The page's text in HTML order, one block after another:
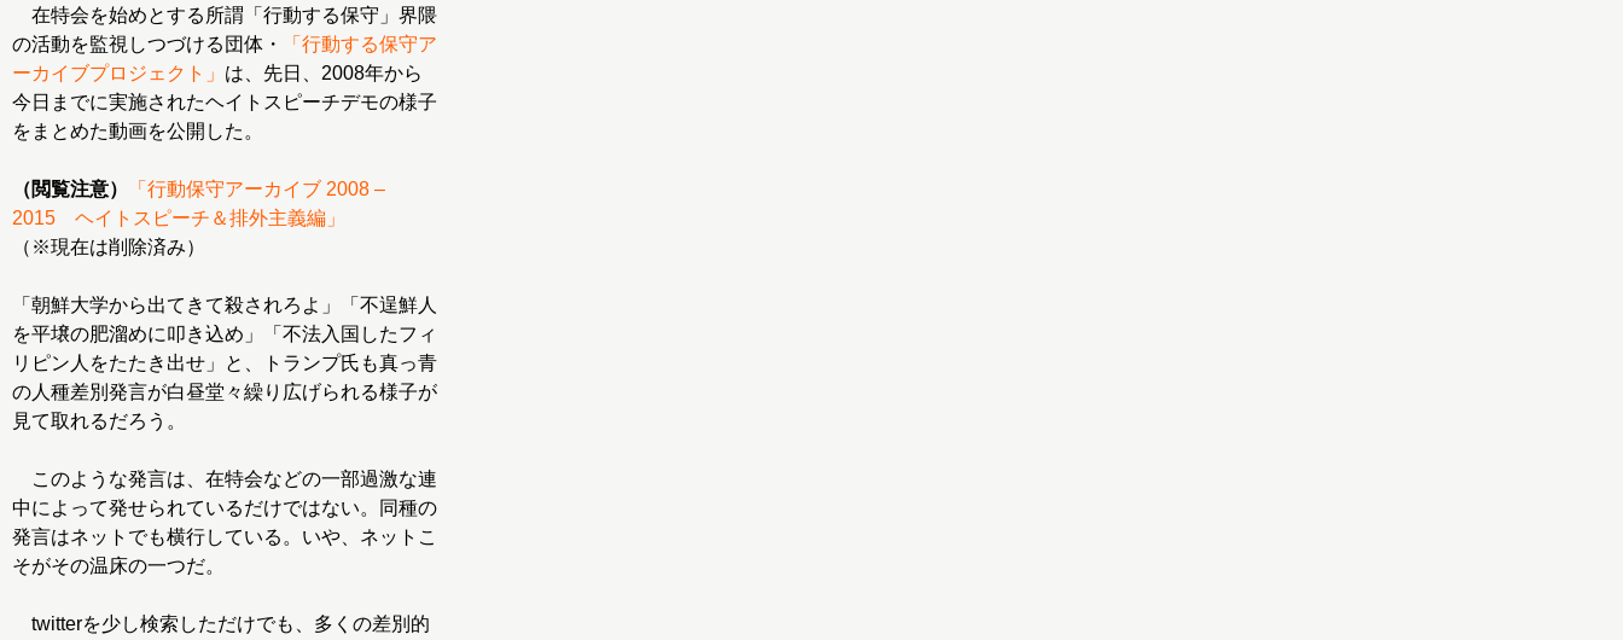
在特会を始めとする所謂「行動する保守」界隈
の活動を監視しつづける団体・
「行動する保守ア
ーカイブプロジェクト」 は、先日、2008年から
今日までに実施されたヘイトスピーチデモの様子
をまとめた動画を公開した。
（閲覧注意）
「行動保守アーカイブ 2008 –
（※現在は削除済み）
「朝鮮大学から出てきて殺されろよ」「不逞鮮人
を平壌の肥溜めに叩き込め」「不法入国したフィ
リピン人をたたき出せ」と、トランプ氏も真っ青
の人種差別発言が白昼堂々繰り広げられる様子が
見て取れるだろう。
このような発言は、在特会などの一部過激な連
中によって発せられているだけではない。同種の
発言はネットでも横行している。いや、ネットこ
そがその温床の一つだ。
twitterを少し検索しただけでも、多くの差別的